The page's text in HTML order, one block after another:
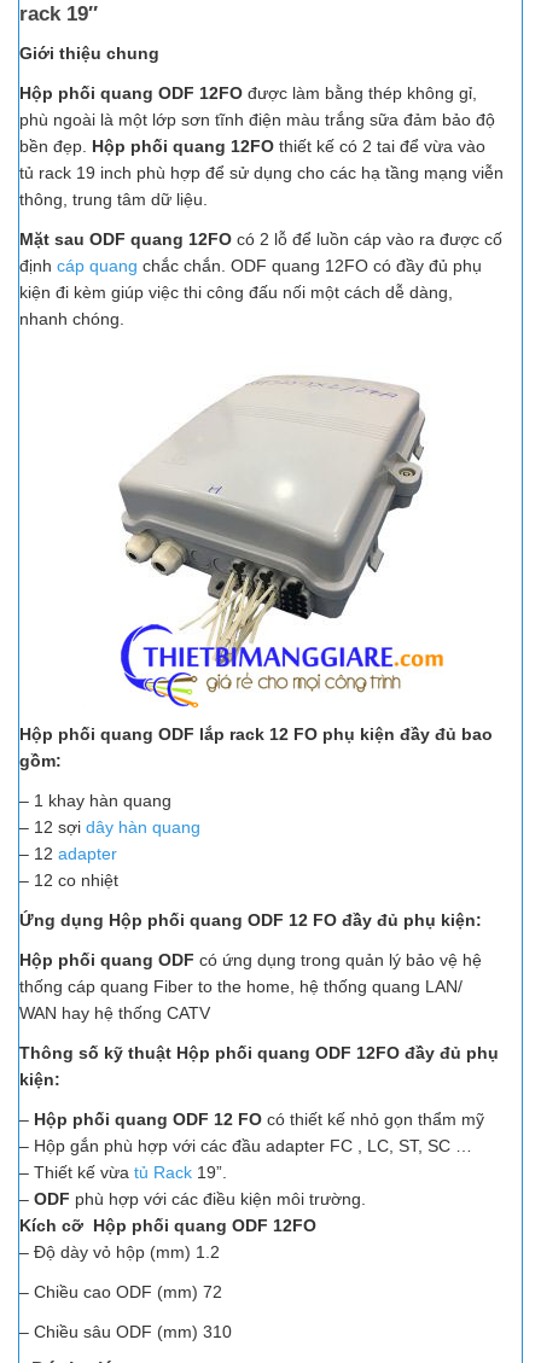
rack 19″
Giới thiệu chung
Hộp phối quang ODF 12FO được làm bằng thép không gỉ,
phù ngoài là một lớp sơn tĩnh điện màu trắng sữa đảm bảo độ
bền đẹp. Hộp phối quang 12FO thiết kế có 2 tai để vừa vào
tủ rack 19 inch phù hợp để sử dụng cho các hạ tầng mạng viễn
thông, trung tâm dữ liệu.
Mặt sau ODF quang 12FO có 2 lỗ để luồn cáp vào ra được cố
định cáp quang chắc chắn. ODF quang 12FO có đầy đủ phụ
kiện đi kèm giúp việc thi công đấu nối một cách dễ dàng,
nhanh chóng.
Hộp phối quang ODF lắp rack 12 FO phụ kiện đầy đủ bao
gồm:
– 1 khay hàn quang
– 12 sợi dây hàn quang
– 12 adapter
– 12 co nhiệt
Ứng dụng Hộp phối quang ODF 12 FO đầy đủ phụ kiện:
Hộp phối quang ODF có ứng dụng trong quản lý bảo vệ hệ
thống cáp quang Fiber to the home, hệ thống quang LAN/
WAN hay hệ thống CATV
Thông số kỹ thuật Hộp phối quang ODF 12FO đầy đủ phụ
kiện:
– Hộp phối quang ODF 12 FO có thiết kế nhỏ gọn thẩm mỹ
– Hộp gắn phù hợp với các đầu adapter FC , LC, ST, SC …
– Thiết kế vừa tủ Rack 19”.
– ODF phù hợp với các điều kiện môi trường.
Kích cỡ Hộp phối quang ODF 12FO
– Độ dày vỏ hộp (mm) 1.2
– Chiều cao ODF (mm) 72
– Chiều sâu ODF (mm) 310